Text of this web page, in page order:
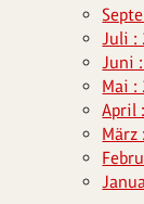
Juli :
Juni
Mai :
April
März